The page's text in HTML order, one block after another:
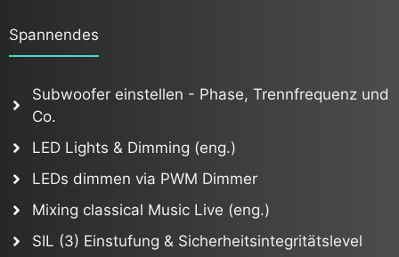
Spannendes
Subwoofer einstellen - Phase, Trennfrequenz und
Co.
LED Lights & Dimming (eng.)
LEDs dimmen via PWM Dimmer
Mixing classical Music Live (eng.)
SIL (3) Einstufung & Sicherheitsintegritätslevel